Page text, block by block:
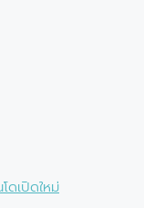
ดเปิดใหม่